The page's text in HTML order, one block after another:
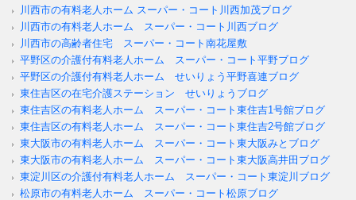
川西市の有料老人ホーム スーパー・コート川西加茂ブログ
川西市の有料老人ホーム スーパー・コート川西ブログ
川西市の高齢者住宅 スーパー・コート南花屋敷
平野区の介護付有料老人ホーム スーパー・コート平野ブログ
平野区の介護付有料老人ホーム せいりょう平野喜連ブログ
東住吉区の在宅介護ステーション せいりょうブログ
東住吉区の有料老人ホーム スーパー・コート東住吉1号館ブログ
東住吉区の有料老人ホーム スーパー・コート東住吉2号館ブログ
東大阪市の有料老人ホーム スーパー・コート東大阪みとブログ
東大阪市の有料老人ホーム スーパー・コート東大阪高井田ブログ
東淀川区の介護付有料老人ホーム スーパー・コート東淀川ブログ
松原市の有料老人ホーム スーパー・コート松原ブログ